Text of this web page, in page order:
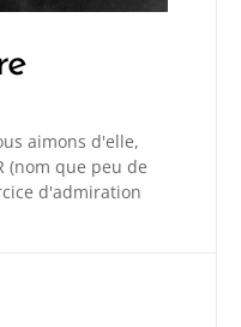
aimons d'elle,
(nom que peu de
d'admiration